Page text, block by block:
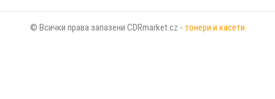
© Всички права запазени CDRmarket.cz - тонери и касети